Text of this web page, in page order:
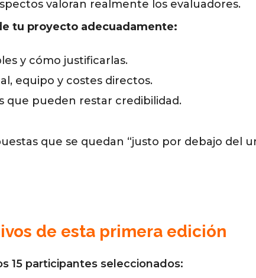
valoran realmente los evaluadores.
tu proyecto adecuadamente:
y cómo justificarlas.
equipo y costes directos.
que pueden restar credibilidad.
que se quedan “justo por debajo del
de esta primera edición
15 participantes seleccionados: